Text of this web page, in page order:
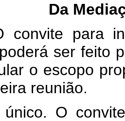
Da
convite para
ser feito
o escopo
reunião.
único. O